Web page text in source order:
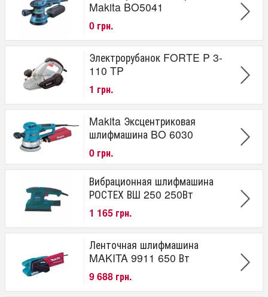
Makita BO5041
0 грн.
Электрорубанок FORTE P 3-
110 TP
1 грн.
Makita Эксцентриковая
шлифмашина BO 6030
0 грн.
Вибрационная шлифмашина
РОСТЕХ ВШ 250 250Вт
1 165 грн.
Ленточная шлифмашина
MAKITA 9911 650 Вт
9 688 грн.